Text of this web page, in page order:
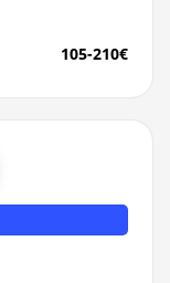
105-210€